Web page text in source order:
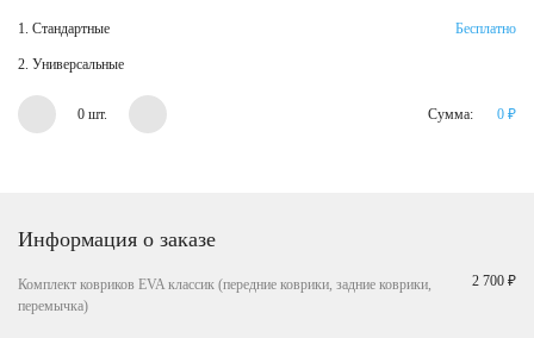
1. Стандартные Бесплатно
2. Универсальные
0 шт. Сумма: 0 ₽
Информация о заказе
Комплект ковриков EVA классик (передние коврики, задние коврики,
перемычка)
2 700 ₽